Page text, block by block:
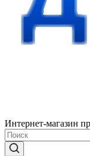
Интернет-магазин